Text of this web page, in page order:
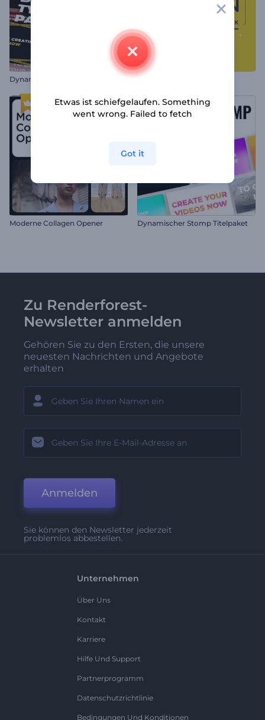
Dynamisches Typografie-Paket
Moderne Collagen Opener Dynamischer Stomp Titelpaket
Zu Renderforest-
Newsletter anmelden
Gehören Sie zu den Ersten, die unsere
neuesten Nachrichten und Angebote
erhalten
Anmelden
Sie können den Newsletter jederzeit
problemlos abbestellen.
Unternehmen
Über Uns
Kontakt
Karriere
Hilfe Und Support
Partnerprogramm
Datenschutzrichtlinie
Bedingungen Und Konditionen
Etwas ist schiefgelaufen. Something
went wrong. Failed to fetch
Got it